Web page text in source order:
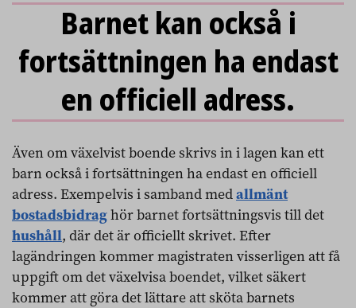
Barnet kan också i
fortsättningen ha endast
en officiell adress.
Även om växelvist boende skrivs in i lagen kan ett
barn också i fortsättningen ha endast en officiell
adress. Exempelvis i samband medallmänt
bostadsbidraghör barnet fortsättningsvis till det
hushåll, där det är officiellt skrivet. Efter
lagändringen kommer magistraten visserligen att få
uppgift om det växelvisa boendet, vilket säkert
kommer att göra det lättare att sköta barnets